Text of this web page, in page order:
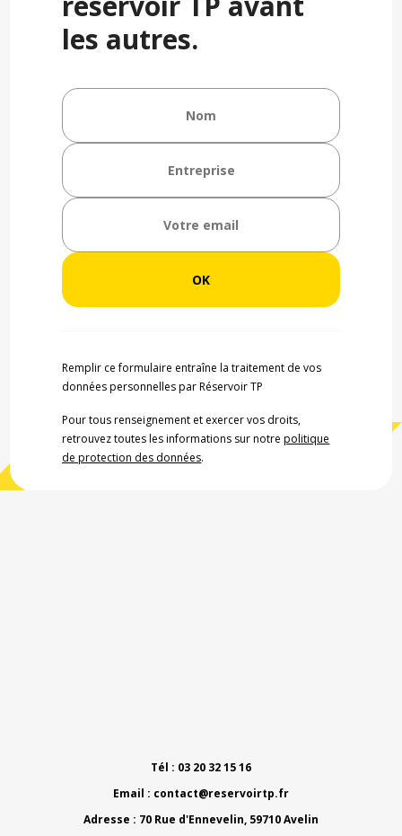
les autres.
Remplir ce formulaire entraîne la traitement de vos
données personnelles par Réservoir TP
Pour tous renseignement et exercer vos droits,
retrouvez toutes les informations sur notrepolitique
de protection des données.
Tél : 03 20 32 15 16
Email : contact@reservoirtp.fr
Adresse : 70 Rue d'Ennevelin, 59710 Avelin